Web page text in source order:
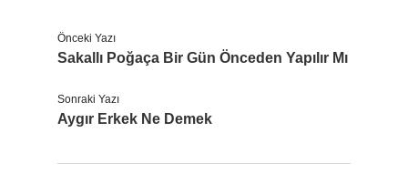
Önceki Yazı
Sakallı Poğaça Bir Gün Önceden Yapılır Mı
Sonraki Yazı
Aygır Erkek Ne Demek